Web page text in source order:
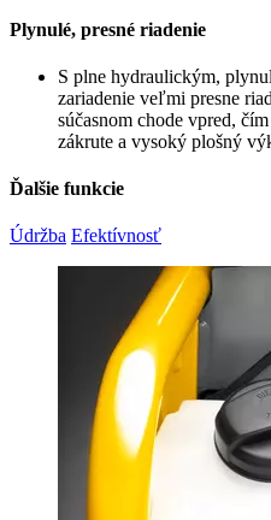
Plynulé, presné riadenie
S plne hydraulickým,
zariadenie veľmi presne
súčasnom chode vpred,
zákrute a vysoký plošný
Ďalšie funkcie
Údržba Efektívnosť